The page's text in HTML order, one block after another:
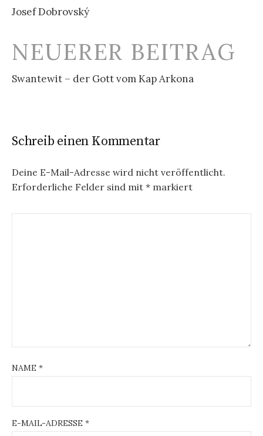
Josef Dobrovský
NEUERER BEITRAG
Swantewit – der Gott vom Kap Arkona
Schreib einen Kommentar
Deine E-Mail-Adresse wird nicht veröffentlicht.
Erforderliche Felder sind mit * markiert
NAME *
E-MAIL-ADRESSE *